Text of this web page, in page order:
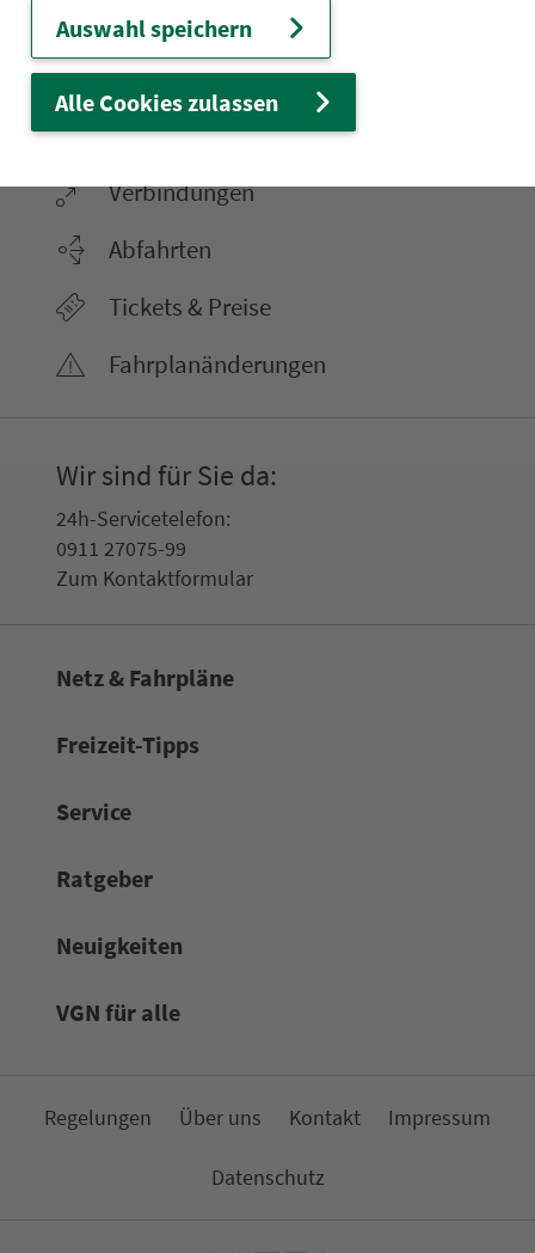
Nürn­berg
22.000 Qua­drat­ki­lo­me­ter. 130 Ver­kehrs­un­
ter­neh­men. 1.100 Linien. Eine Fahr­kar­te.
Ver­bin­dungen
Abfahrten
Tickets & Preise
Fahr­plan­ände­rungen
Wir sind für Sie da:
24h-Ser­vice­te­le­fon:
0911 27075-99
Zum Kon­taktformular
Netz & Fahrpläne
Frei­zeit-Tipps
Service
Rat­ge­ber
Neuigkeiten
VGN für alle
Re­ge­lungen Über uns Kon­takt Impressum
Da­ten­schutz
Auswahl speichern
Alle Cookies zulassen